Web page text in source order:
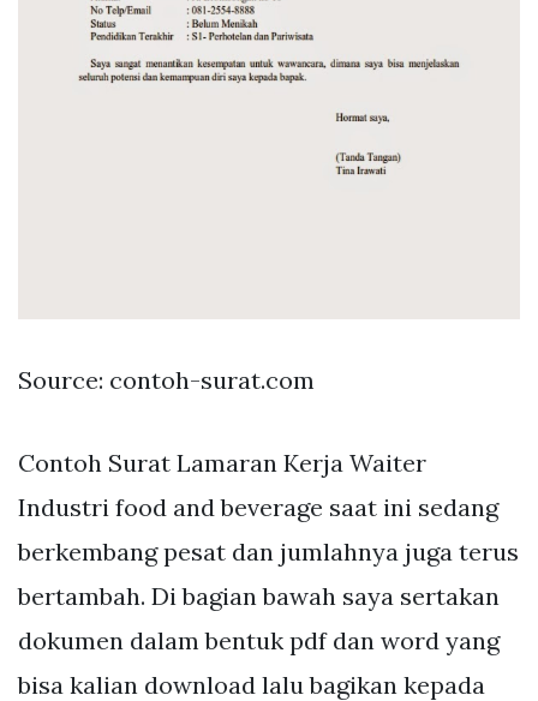
Source: contoh-surat.com
Contoh Surat Lamaran Kerja Waiter
Industri food and beverage saat ini sedang
berkembang pesat dan jumlahnya juga terus
bertambah. Di bagian bawah saya sertakan
dokumen dalam bentuk pdf dan word yang
bisa kalian download lalu bagikan kepada